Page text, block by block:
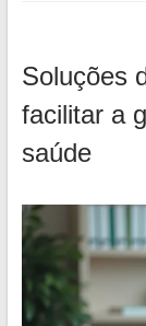
Soluções
facilitar a
saúde